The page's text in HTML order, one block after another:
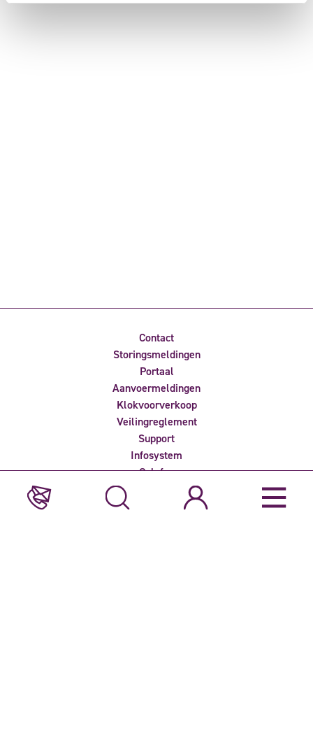
Contact
Storingsmeldingen
Portaal
Aanvoermeldingen
Klokvoorverkoop
Veilingreglement
Support
Infosystem
Colofon
Privacyverklaring